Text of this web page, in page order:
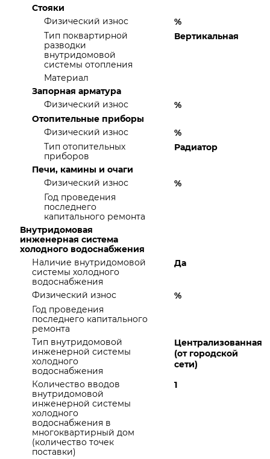
Стояки
Физический износ
%
Тип поквартирной
разводки
внутридомовой
системы отопления
Вертикальная
Материал
Запорная арматура
Физический износ
%
Отопительные приборы
Физический износ
%
Тип отопительных
приборов
Радиатор
Печи, камины и очаги
Физический износ
%
Год проведения
последнего
капитального ремонта
Внутридомовая
инженерная система
холодного водоснабжения
Наличие внутридомовой
системы холодного
водоснабжения
Да
Физический износ
%
Год проведения
последнего капитального
ремонта
Тип внутридомовой
инженерной системы
холодного
водоснабжения
Централизованная
(от городской
сети)
Количество вводов
внутридомовой
инженерной системы
холодного
водоснабжения в
многоквартирный дом
(количество точек
поставки)
1